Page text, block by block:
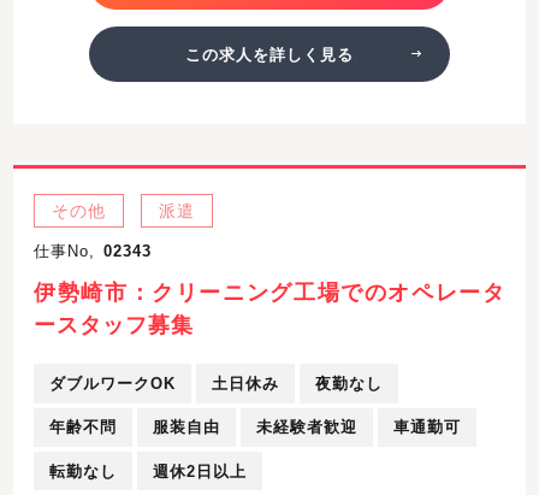
この求人を詳しく見る
その他 派遣
仕事No, 02343
伊勢崎市：クリーニング工場でのオペレータ
ースタッフ募集
ダブルワークOK 土日休み 夜勤なし
年齢不問 服装自由 未経験者歓迎 車通勤可
転勤なし 週休2日以上